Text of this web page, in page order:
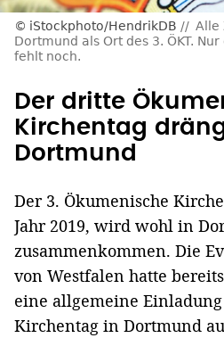
iStockphoto/HendrikDB
Alle
Dortmund als Ort des 3. ÖKT.
fehlt noch.
Der dritte
Kirchentag
Dortmund
Der 3. Ökumenische
Jahr 2019, wird wohl in
zusammenkommen. Die
von Westfalen hatte
eine allgemeine
Kirchentag in Dortmund